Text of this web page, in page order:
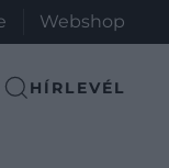
Webshop
HÍRLEVÉL